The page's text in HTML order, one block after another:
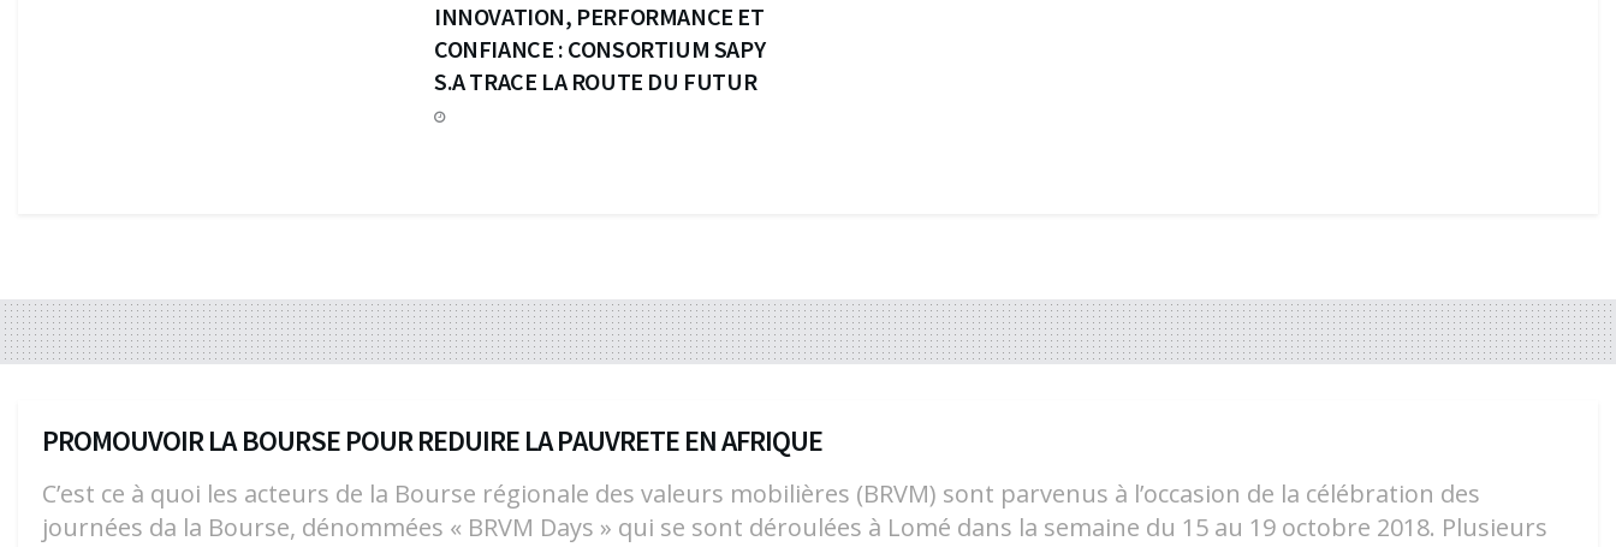
INNOVATION, PERFORMANCE ET
CONFIANCE : CONSORTIUM SAPY
S.A TRACE LA ROUTE DU FUTUR
PROMOUVOIR LA BOURSE POUR REDUIRE LA PAUVRETE EN AFRIQUE
C’est ce à quoi les acteurs de la Bourse régionale des valeurs mobilières (BRVM) sont parvenus à l’occasion de la célébration des
journées da la Bourse, dénommées « BRVM Days » qui se sont déroulées à Lomé dans la semaine du 15 au 19 octobre 2018. Plusieurs